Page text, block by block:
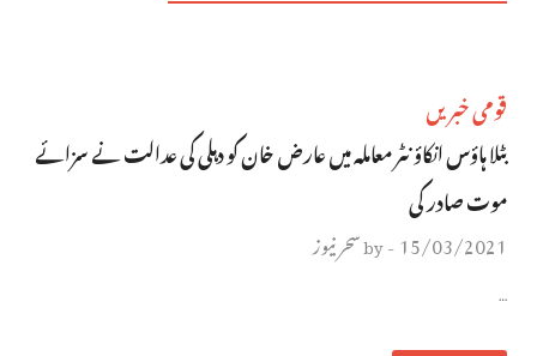
قومی خبریں
بٹلا ہاؤس انکاؤنٹر معاملہ میں عارض خان کو دہلی کی عدالت نے سزائے
موت صادر کی
15/03/2021
-
byسحر نیوز
…